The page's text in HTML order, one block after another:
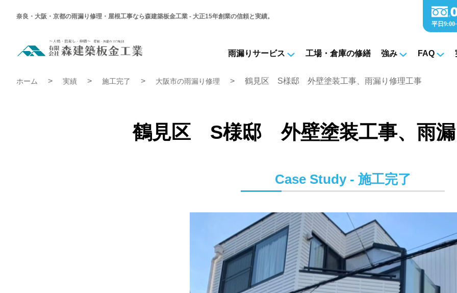
奈良・大阪・京都の雨漏り修理・屋根工事なら森建築板金工業 - 大正15年創業の信頼と実績。
邸
工
事、
雨
雨漏りサービス 工場・倉庫の修繕 強み FAQ
ホーム 実績 施工完了 大阪市の雨漏り修理 鶴見区 S様邸 外壁塗装工事、雨漏り修理工事
鶴見区 S様邸 外壁塗装工事、雨漏
Case Study - 施工完了